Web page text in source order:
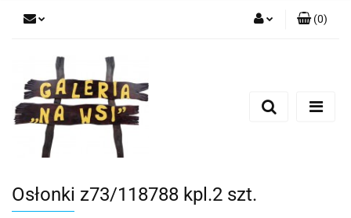
Dodaj zgłoszenie
(0)
Osłonki z73/118788 kpl.2 szt.